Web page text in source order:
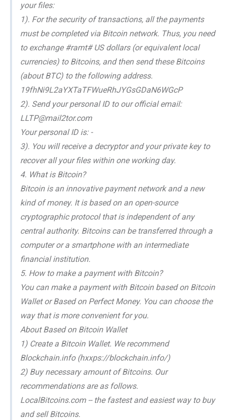
your files:
1). For the security of transactions, all the payments
must be completed via Bitcoin network. Thus, you need
to exchange #ramt# US dollars (or equivalent local
currencies) to Bitcoins, and then send these Bitcoins
(about BTC) to the following address.
19fhNi9L2aYXTaTFWueRhJYGsGDaN6WGcP
2). Send your personal ID to our official email:
LLTP@mail2tor.com
Your personal ID is: -
3). You will receive a decryptor and your private key to
recover all your files within one working day.
4. What is Bitcoin?
Bitcoin is an innovative payment network and a new
kind of money. It is based on an open-source
cryptographic protocol that is independent of any
central authority. Bitcoins can be transferred through a
computer or a smartphone with an intermediate
financial institution.
5. How to make a payment with Bitcoin?
You can make a payment with Bitcoin based on Bitcoin
Wallet or Based on Perfect Money. You can choose the
way that is more convenient for you.
About Based on Bitcoin Wallet
1) Create a Bitcoin Wallet. We recommend
Blockchain.info (hxxps://blockchain.info/)
2) Buy necessary amount of Bitcoins. Our
recommendations are as follows.
LocalBitcoins.com -- the fastest and easiest way to buy
and sell Bitcoins.